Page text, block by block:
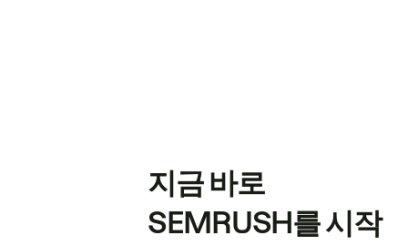
지금 바로
SEMRUSH를 시작